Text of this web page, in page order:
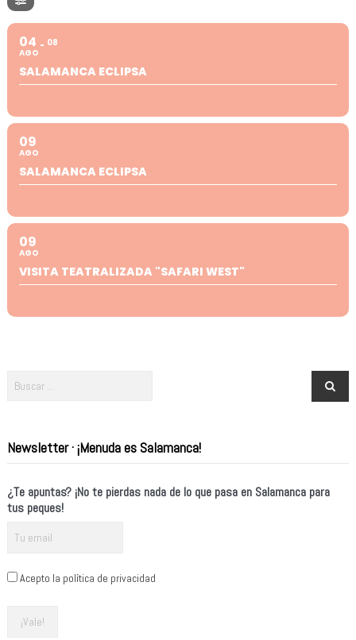
04
AGO
08
SALAMANCA ECLIPSA
09
AGO
SALAMANCA ECLIPSA
09
AGO
VISITA TEATRALIZADA "SAFARI WEST"
Newsletter · ¡Menuda es Salamanca!
¿Te apuntas? ¡No te pierdas nada de lo que pasa en Salamanca para
tus peques!
Acepto la política de privacidad